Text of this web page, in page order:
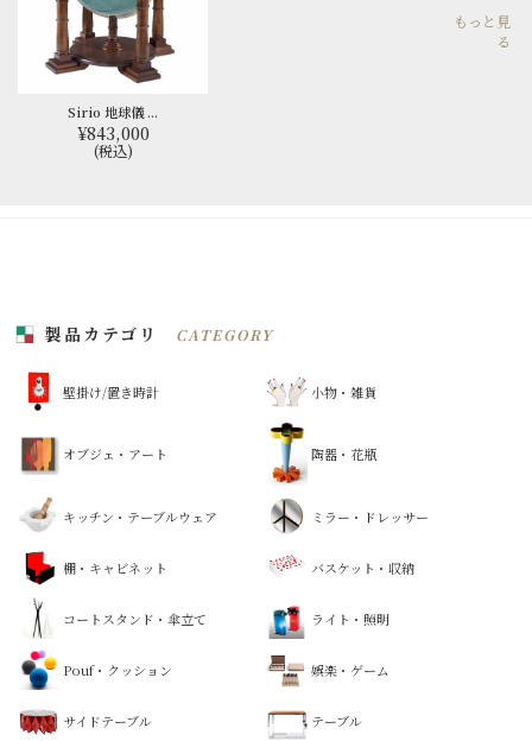
Sirio 地球儀 ...
¥843,000
(税込)
もっと見
る
製品カテゴリ CATEGORY
壁掛け/置き時計 小物・雑貨
オブジェ・アート 陶器・花瓶
キッチン・テーブルウェア ミラー・ドレッサー
棚・キャビネット バスケット・収納
コートスタンド・傘立て ライト・照明
Pouf・クッション 娯楽・ゲーム
サイドテーブル テーブル